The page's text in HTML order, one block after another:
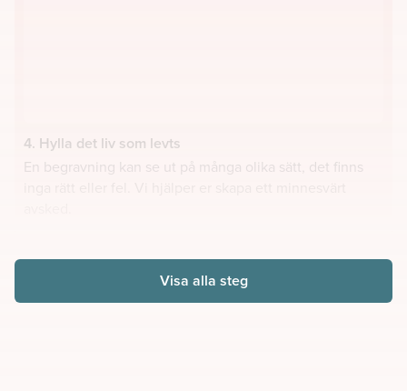
4. Hylla det liv som levts
En begravning kan se ut på många olika sätt, det finns
Visa alla steg